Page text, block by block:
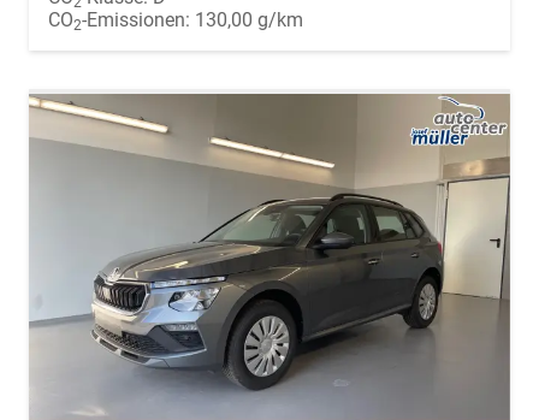
CO2-Emissionen: 130,00 g/km